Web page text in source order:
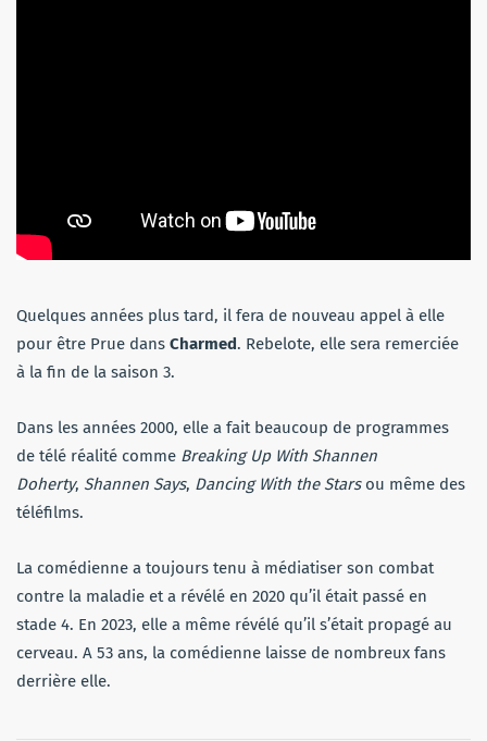
Quelques années plus tard, il fera de nouveau appel à elle
pour être Prue dans Charmed. Rebelote, elle sera remerciée
à la fin de la saison 3.
Dans les années 2000, elle a fait beaucoup de programmes
de télé réalité comme Breaking Up With Shannen
Doherty, Shannen Says, Dancing With the Starsou même des
téléfilms.
La comédienne a toujours tenu à médiatiser son combat
contre la maladie et a révélé en 2020 qu’il était passé en
stade 4. En 2023, elle a même révélé qu’il s’était propagé au
cerveau. A 53 ans, la comédienne laisse de nombreux fans
derrière elle.